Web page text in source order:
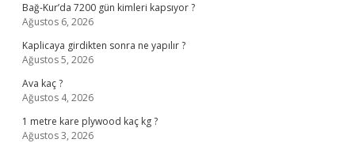
Bağ-Kur’da 7200 gün kimleri kapsıyor ?
Ağustos 6, 2026
Kaplicaya girdikten sonra ne yapılır ?
Ağustos 5, 2026
Ava kaç ?
Ağustos 4, 2026
1 metre kare plywood kaç kg ?
Ağustos 3, 2026